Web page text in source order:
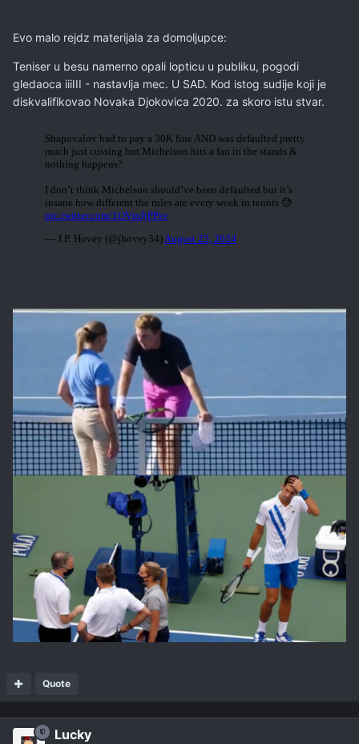
Evo malo rejdz materijala za domoljupce:
Teniser u besu namerno opali lopticu u publiku, pogodi
gledaoca iiiIII - nastavlja mec. U SAD. Kod istog sudije koji je
diskvalifikovao Novaka Djokovica 2020. za skoro istu stvar.
Quote
Lucky